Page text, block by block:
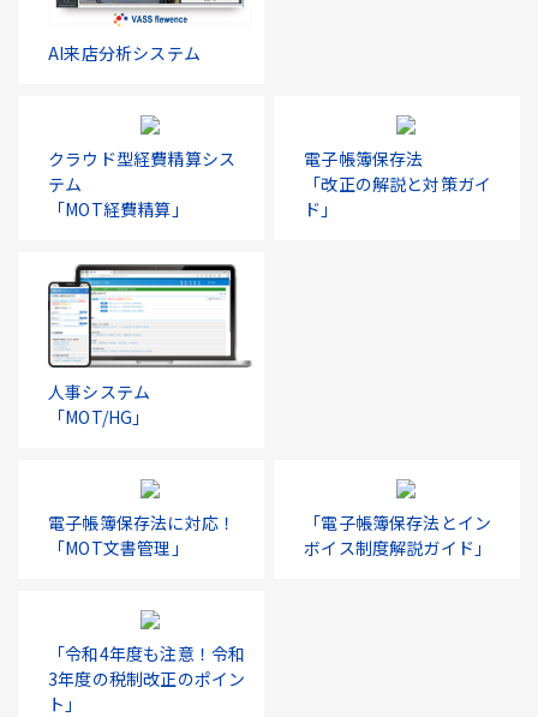
AI来店分析システム
クラウド型経費精算シス
テム
「MOT経費精算」
電子帳簿保存法
「改正の解説と対策ガイ
ド」
人事システム
「MOT/HG」
電子帳簿保存法に対応！
「MOT文書管理」
「電子帳簿保存法とイン
ボイス制度解説ガイド」
「令和4年度も注意！令和
3年度の税制改正のポイン
ト」